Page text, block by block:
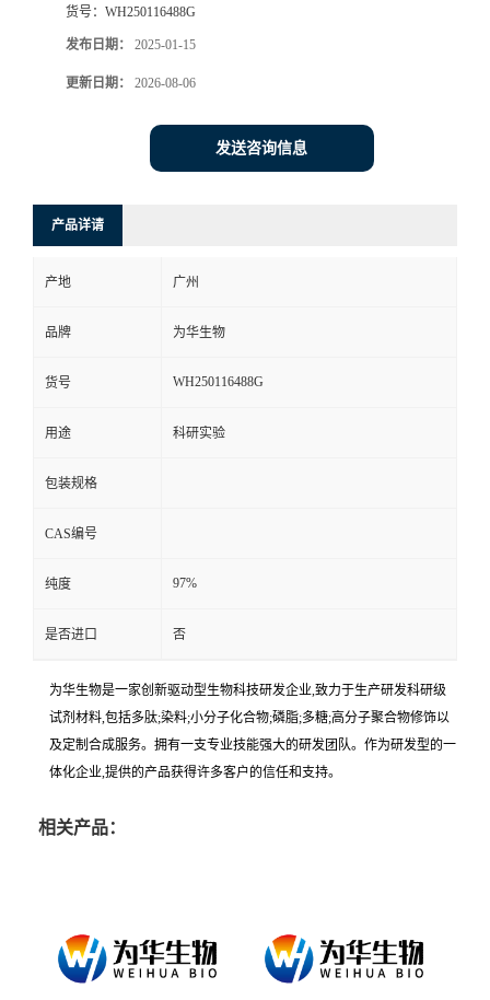
货号： WH250116488G
发布日期： 2025-01-15
更新日期： 2026-08-06
发送咨询信息
产品详请
产地 广州
品牌 为华生物
货号 WH250116488G
用途 科研实验
包装规格
CAS编号
纯度 97%
是否进口 否
为华生物是一家创新驱动型生物科技研发企业,致力于生产研发科研级
试剂材料,包括多肽;染料;小分子化合物;磷脂;多糖;高分子聚合物修饰以
及定制合成服务。拥有一支专业技能强大的研发团队。作为研发型的一
体化企业,提供的产品获得许多客户的信任和支持。
相关产品：